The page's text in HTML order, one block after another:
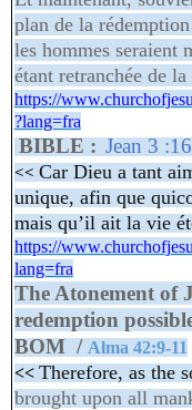
plan de la
les hommes seraient
étant retranchée de
https://
?lang=fra
BIBLE : Jean 3 :16
<< Car Dieu a tant
unique, afin que
mais qu’il ait la vie
https://
lang=fra
The Atonement of
redemption
BOM/ Alma 42:9-11
<< Therefore, as the
brought upon all